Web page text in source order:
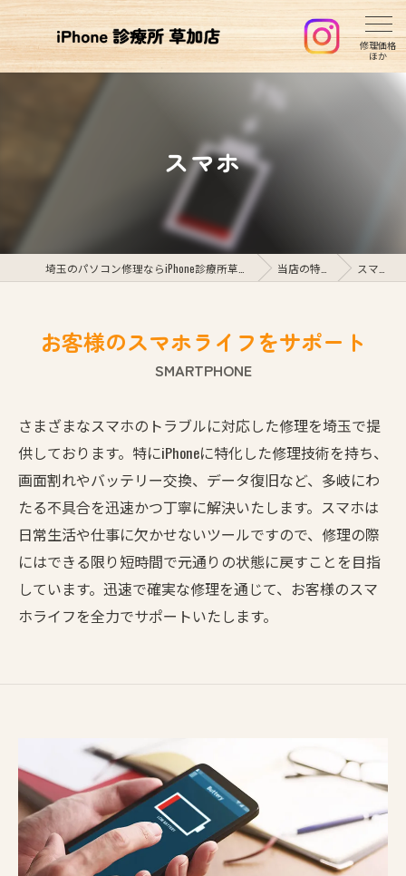
スマホ
当店の特徴 スマホ
お客様のスマホライフをサポート
SMARTPHONE
さまざまなスマホのトラブルに対応した修理を埼玉で提
供しております。特にiPhoneに特化した修理技術を持ち、
画面割れやバッテリー交換、データ復旧など、多岐にわ
たる不具合を迅速かつ丁寧に解決いたします。スマホは
日常生活や仕事に欠かせないツールですので、修理の際
にはできる限り短時間で元通りの状態に戻すことを目指
しています。迅速で確実な修理を通じて、お客様のスマ
ホライフを全力でサポートいたします。